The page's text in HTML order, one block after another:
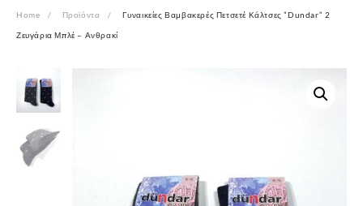
Home Προϊόντα Γυναικείες Βαμβακερές Πετσετέ Κάλτσες ”Dundar” 2
Ζευγάρια Μπλέ – Ανθρακί